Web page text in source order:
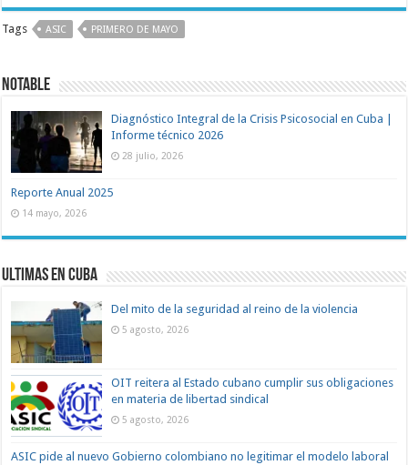
Tags ASIC PRIMERO DE MAYO
Notable
Diagnóstico Integral de la Crisis Psicosocial en Cuba |
Informe técnico 2026
28 julio, 2026
Reporte Anual 2025
14 mayo, 2026
Ultimas en Cuba
Del mito de la seguridad al reino de la violencia
5 agosto, 2026
OIT reitera al Estado cubano cumplir sus obligaciones
en materia de libertad sindical
5 agosto, 2026
ASIC pide al nuevo Gobierno colombiano no legitimar el modelo laboral